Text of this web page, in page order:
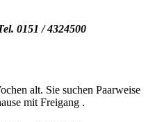
0151 / 4324500
alt. Sie suchen Paarweise
mit Freigang .